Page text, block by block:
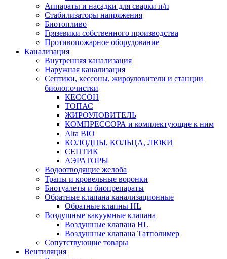
Аппараты и насадки для сварки п/п
Стабилизаторы напряжения
Биотопливо
Грязевики собственного производства
Противопожарное оборудование
Канализация
Внутренняя канализация
Наружная канализация
Септики, кессоны, жироуловители и станции
биолог.очистки
КЕССОН
ТОПАС
ЖИРОУЛОВИТЕЛЬ
КОМПРЕССОРА и комплектующие к ним
Alta BIO
КОЛОДЦЫ, КОЛЬЦА, ЛЮКИ
СЕПТИК
АЭРАТОРЫ
Водоотводящие желоба
Трапы и кровельные воронки
Биотуалеты и биопрепараты
Обратные клапана канализационные
Обратные клапны HL
Воздушные вакуумные клапана
Воздушные клапана HL
Воздушные клапана Татполимер
Сопутствующие товары
Вентиляция